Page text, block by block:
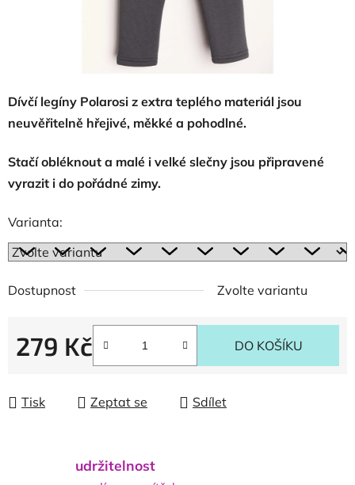
Dívčí legíny Polarosi z extra teplého materiál jsou
neuvěřitelně hřejivé, měkké a pohodlné.
Stačí obléknout a malé i velké slečny jsou připravené
vyrazit i do pořádné zimy.
Varianta:
Dostupnost Zvolte variantu
279 Kč DO KOŠÍKU
Tisk Zeptat se Sdílet
udržitelnost